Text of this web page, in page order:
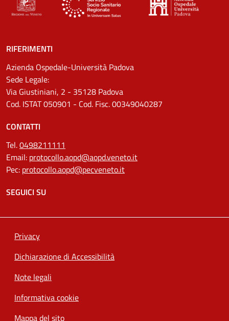
RIFERIMENTI
Azienda Ospedale-Università Padova
Sede Legale:
Via Giustiniani, 2 - 35128 Padova
Cod. ISTAT 050901 - Cod. Fisc. 00349040287
CONTATTI
Tel.0498211111
Email: protocollo.aopd@aopd.veneto.it
Pec: protocollo.aopd@pecveneto.it
SEGUICI SU
Privacy
Dichiarazione di Accessibilità
Note legali
Informativa cookie
Mappa del sito